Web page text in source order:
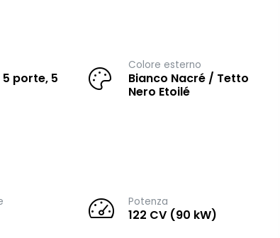
porte, 5
Colore esterno
Bianco Nacré / Tetto
Nero Etoilé
Potenza
122 CV (90 kW)